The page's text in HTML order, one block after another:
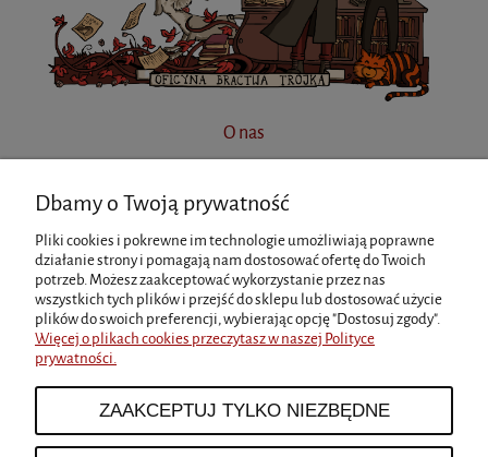
O nas
INFORMACJE
MOJE KONTO
O NAS
Dbamy o Twoją prywatność
Pliki cookies i pokrewne im technologie umożliwiają poprawne
działanie strony i pomagają nam dostosować ofertę do Twoich
potrzeb. Możesz zaakceptować wykorzystanie przez nas
wszystkich tych plików i przejść do sklepu lub dostosować użycie
plików do swoich preferencji, wybierając opcję "Dostosuj zgody".
Więcej o plikach cookies przeczytasz w naszej Polityce
prywatności.
ZAAKCEPTUJ TYLKO NIEZBĘDNE